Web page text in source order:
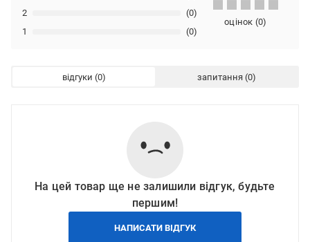
1 (0)
2 (0)
оцінок (0)
відгуки запитання
На цей товар ще не залишили відгук, будьте
першим!
НАПИСАТИ ВІДГУК